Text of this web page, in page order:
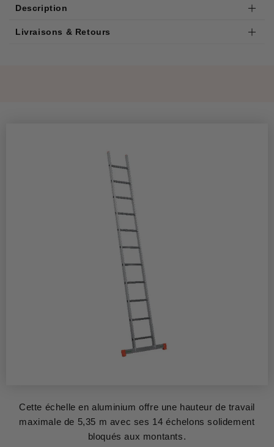
Description
Livraisons & Retours
Cette échelle en aluminium offre une hauteur de travail
maximale de 5,35 m avec ses 14 échelons solidement
bloqués aux montants.